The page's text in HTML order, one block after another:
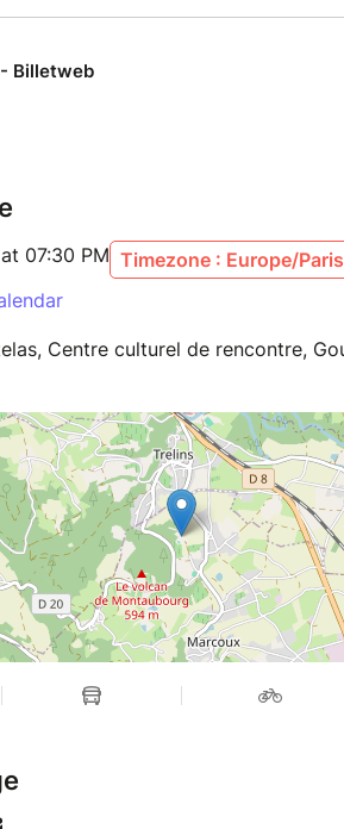
07:30 PM Timezone : Europe/Paris
Centre culturel de rencontre,